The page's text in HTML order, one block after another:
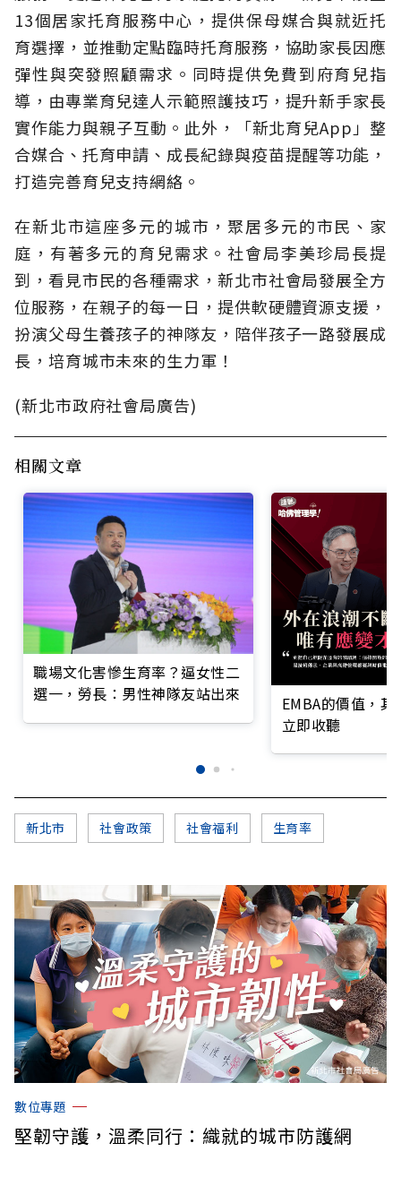
13個居家托育服務中心，提供保母媒合與就近托
育選擇，並推動定點臨時托育服務，協助家長因應
彈性與突發照顧需求。同時提供免費到府育兒指
導，由專業育兒達人示範照護技巧，提升新手家長
實作能力與親子互動。此外，「新北育兒App」整
合媒合、托育申請、成長紀錄與疫苗提醒等功能，
打造完善育兒支持網絡。
在新北市這座多元的城市，聚居多元的市民、家
庭，有著多元的育兒需求。社會局李美珍局長提
到，看見市民的各種需求，新北市社會局發展全方
位服務，在親子的每一日，提供軟硬體資源支援，
扮演父母生養孩子的神隊友，陪伴孩子一路發展成
長，培育城市未來的生力軍！
(新北市政府社會局廣告)
相關文章
職場文化害慘生育率？逼女性二
選一，勞長：男性神隊友站出來
EMBA的價值，
立即收聽
新北市 社會政策 社會福利 生育率
數位專題
堅韌守護，溫柔同行：織就的城市防護網